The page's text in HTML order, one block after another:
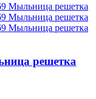
решетка